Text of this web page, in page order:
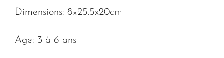
Dimensions: 8×25.5x20cm
Age: 3 à 6 ans